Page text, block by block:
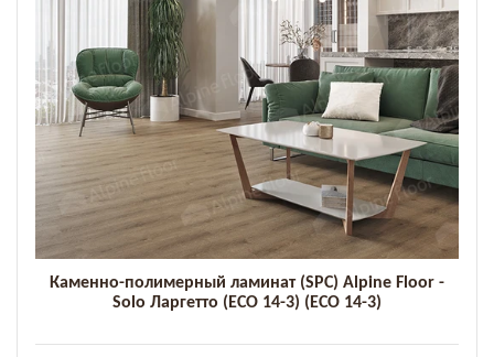
Каменно-полимерный ламинат (SPC) Alpine Floor -
Solo Ларгетто (ECO 14-3) (ECO 14-3)